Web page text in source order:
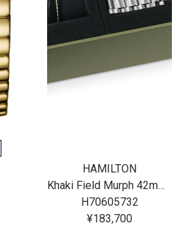
HAMILTON
Khaki Field Murph 42mm Bracelet Bundle
H70605732
¥183,700